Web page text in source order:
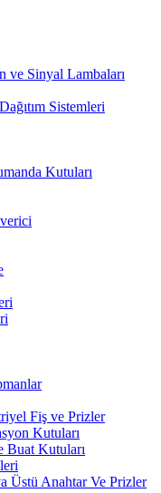
ve Sinyal Lambaları
Sistemleri
Kutuları
Fiş ve Prizler
Kutuları
Buat Kutuları
Üstü Anahtar Ve Prizler